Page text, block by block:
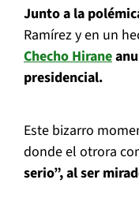
Junto a la
Ramírez y en un
Checho Hirane
presidencial.
Este bizarro
donde el otrora
serio”, al ser